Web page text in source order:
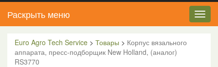
Раскрыть меню
Euro Agro Tech Service > Товары > Корпус вязального
аппарата, пресс-подборщик New Holland, (аналог)
RS3770